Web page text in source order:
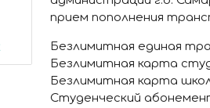
прием пополнения
Безлимитная единая
Безлимитная карта
Безлимитная карта
Студенческий